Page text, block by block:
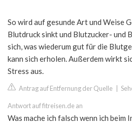
So wird auf gesunde Art und Weise
Blutdruck sinkt und Blutzucker- und
sich, was wiederum gut für die
kann sich erholen. Außerdem wirkt
Stress aus.
Antrag auf Entfernung der Quelle
Antwort auf fitreisen.de an
Was mache ich falsch wenn ich